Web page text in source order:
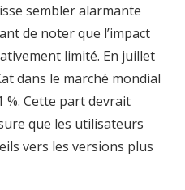
sembler alarmante
de noter que l’impact
limité. En juillet
dans le marché mondial
%. Cette part devrait
que les utilisateurs
vers les versions plus